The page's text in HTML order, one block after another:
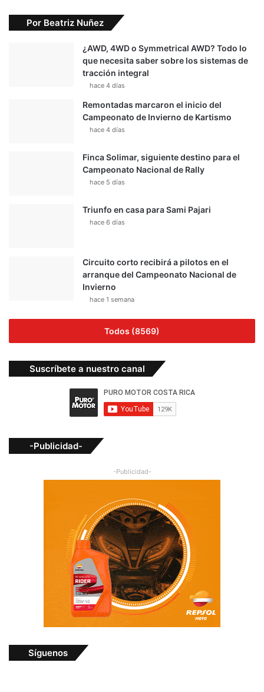
Por Beatriz Nuñez
¿AWD, 4WD o Symmetrical AWD? Todo lo
que necesita saber sobre los sistemas de
tracción integral
hace 4 días
Remontadas marcaron el inicio del
Campeonato de Invierno de Kartismo
hace 4 días
Finca Solimar, siguiente destino para el
Campeonato Nacional de Rally
hace 5 días
Triunfo en casa para Sami Pajari
hace 6 días
Circuito corto recibirá a pilotos en el
arranque del Campeonato Nacional de
Invierno
hace 1 semana
Todos (8569)
Suscríbete a nuestro canal
-Publicidad-
-Publicidad-
Síguenos